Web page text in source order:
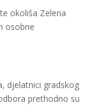
okoliša Zelena
osobne
djelatnici gradskog
prethodno su